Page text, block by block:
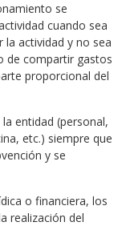
se
cuando sea
actividad y no sea
de compartir gastos
proporcional del
entidad (personal,
etc.) siempre que
y se
o financiera, los
realización del